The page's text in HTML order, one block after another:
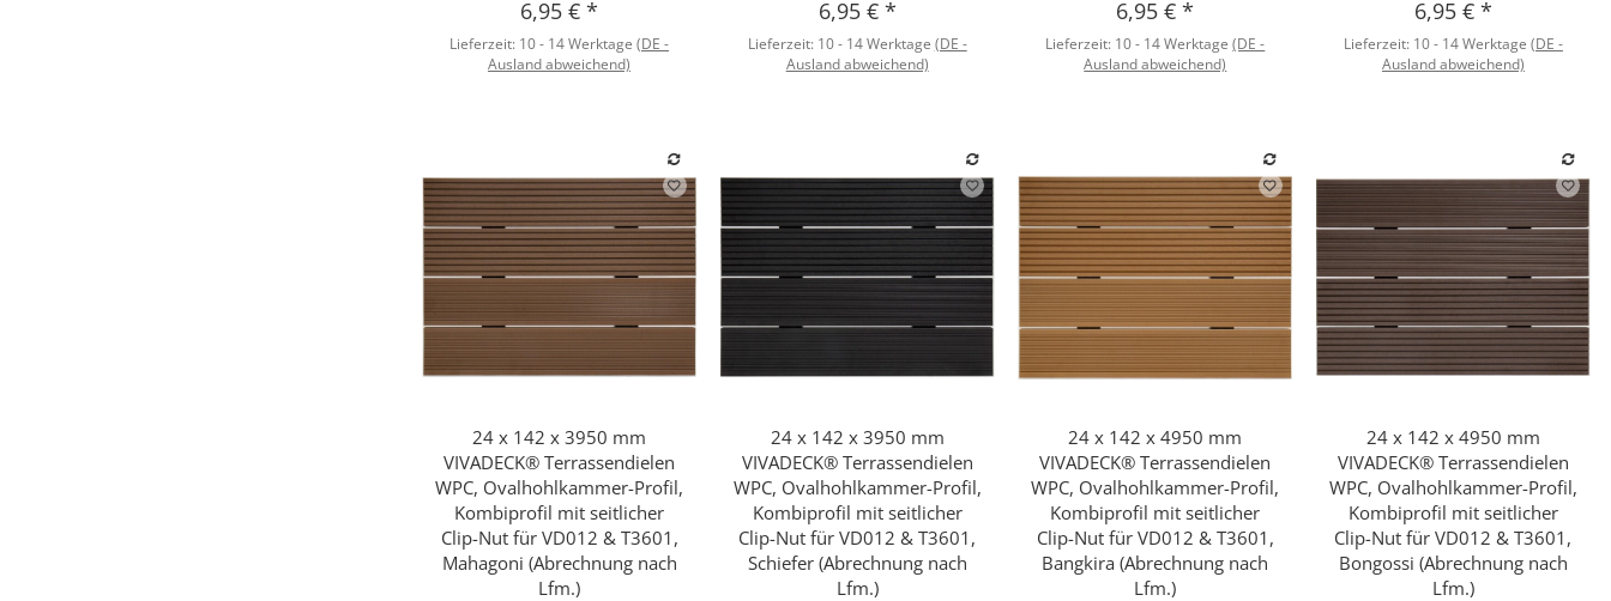
6,95 €*
Lieferzeit: 10 - 14 Werktage(DE -
Ausland abweichend)
6,95 € *
Lieferzeit: 10 - 14 Werktage (DE -
Ausland abweichend)
6,95 €*
Lieferzeit: 10 - 14 Werktage(DE -
Ausland abweichend)
6,95 € *
Lieferzeit: 10 - 14 Werktage (DE -
Ausland abweichend)
Schnellkauf
24 x 142 x 3950 mm
VIVADECK® Terrassendielen
WPC, Ovalhohlkammer-Profil,
Kombiprofil mit seitlicher
Clip-Nut für VD012 & T3601,
Mahagoni (Abrechnung nach
Lfm.)
Schnellkauf
24 x 142 x 3950 mm
VIVADECK® Terrassendielen
WPC, Ovalhohlkammer-Profil,
Kombiprofil mit seitlicher
Clip-Nut für VD012 & T3601,
Schiefer (Abrechnung nach
Lfm.)
Schnellkauf
24 x 142 x 4950 mm
VIVADECK® Terrassendielen
WPC, Ovalhohlkammer-Profil,
Kombiprofil mit seitlicher
Clip-Nut für VD012 & T3601,
Bangkira (Abrechnung nach
Lfm.)
Schnellkauf
24 x 142 x 4950 mm
VIVADECK® Terrassendielen
WPC, Ovalhohlkammer-Profil,
Kombiprofil mit seitlicher
Clip-Nut für VD012 & T3601,
Bongossi (Abrechnung nach
Lfm.)